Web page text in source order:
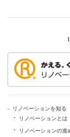
リノベーションを知る
リノベーションとは
リノベーションの進